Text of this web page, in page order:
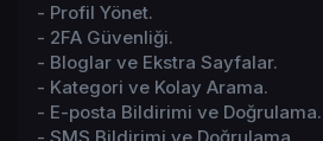
- Profil Yönet.
- 2FA Güvenliği.
- Bloglar ve Ekstra Sayfalar.
- Kategori ve Kolay Arama.
- E-posta Bildirimi ve Doğrulama.